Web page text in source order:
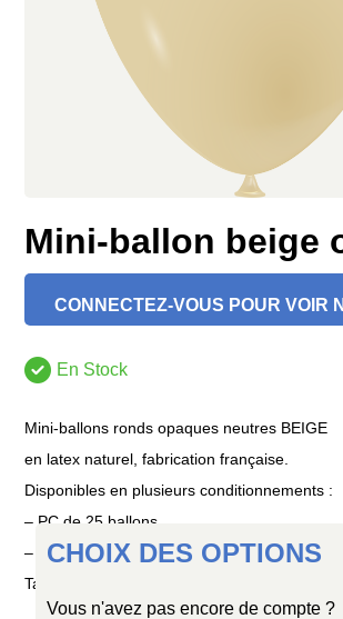
Mini-ballon beige
CONNECTEZ-VOUS POUR VOIR
En Stock
Mini-ballons ronds opaques neutres BEIGE
en latex naturel, fabrication française.
Disponibles en plusieurs conditionnements :
– PC de 25 ballons
– PC de 100 ballons
Taille : Ø 15 cm
CHOIX DES OPTIONS
Vous n'avez pas encore de compte ?